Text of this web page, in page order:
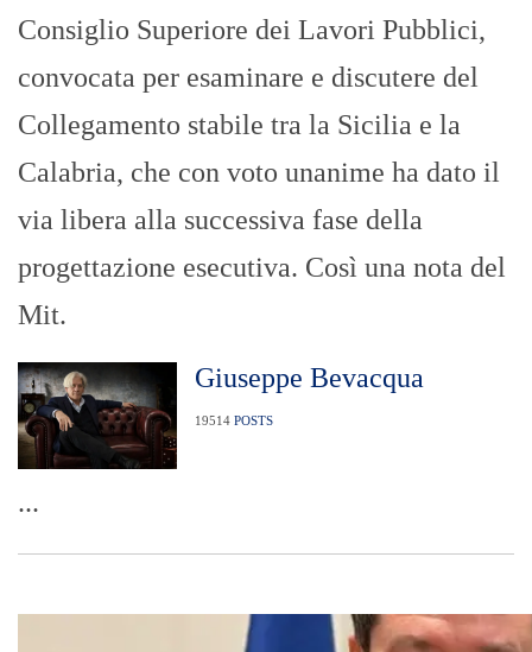
Consiglio Superiore dei Lavori Pubblici,
convocata per esaminare e discutere del
Collegamento stabile tra la Sicilia e la
Calabria, che con voto unanime ha dato il
via libera alla successiva fase della
progettazione esecutiva. Così una nota del
Mit.
Giuseppe Bevacqua
19514 POSTS
...